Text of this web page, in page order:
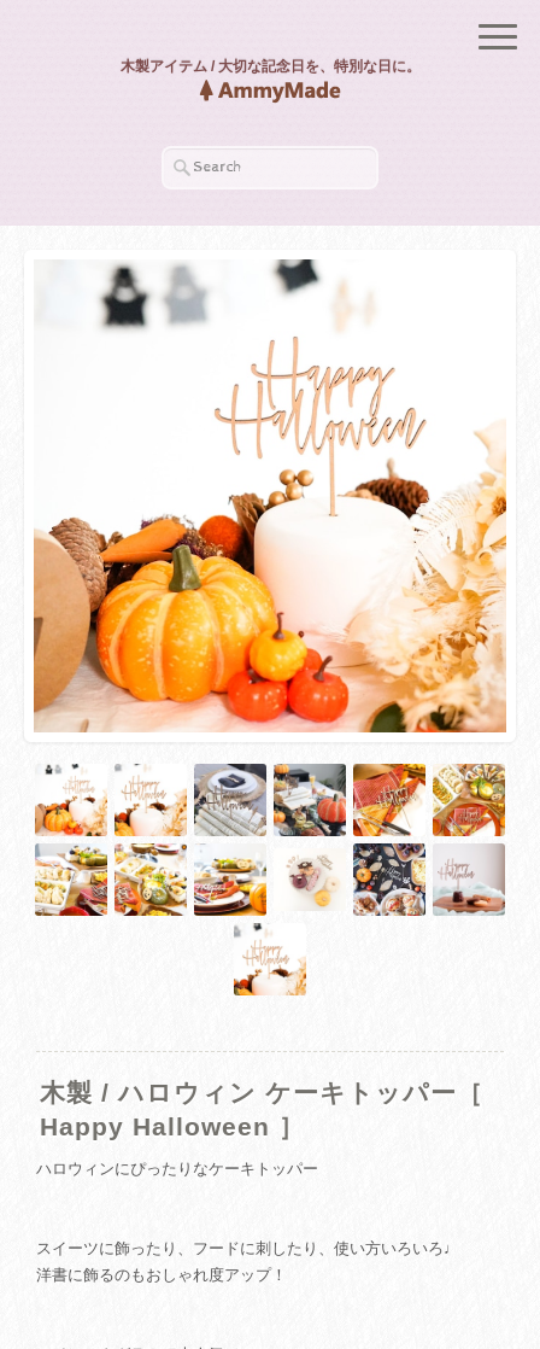
木製アイテム / 大切な記念日を、特別な日に。
木製 / ハロウィン ケーキトッパー［
Happy Halloween ］
ハロウィンにぴったりなケーキトッパー
スイーツに飾ったり、フードに刺したり、使い方いろいろ♩
洋書に飾るのもおしゃれ度アップ！